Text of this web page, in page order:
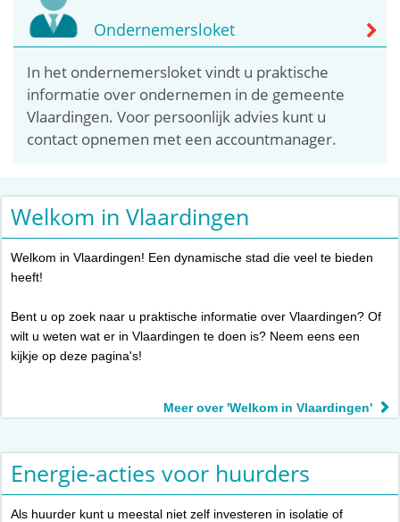
Ondernemersloket
In het ondernemersloket vindt u praktische
informatie over ondernemen in de gemeente
Vlaardingen. Voor persoonlijk advies kunt u
contact opnemen met een accountmanager.
Welkom in Vlaardingen
Welkom in Vlaardingen! Een dynamische stad die veel te bieden
heeft!
Bent u op zoek naar u praktische informatie over Vlaardingen? Of
wilt u weten wat er in Vlaardingen te doen is? Neem eens een
kijkje op deze pagina's!
Meer over 'Welkom in Vlaardingen'
Energie-acties voor huurders
Als huurder kunt u meestal niet zelf investeren in isolatie of